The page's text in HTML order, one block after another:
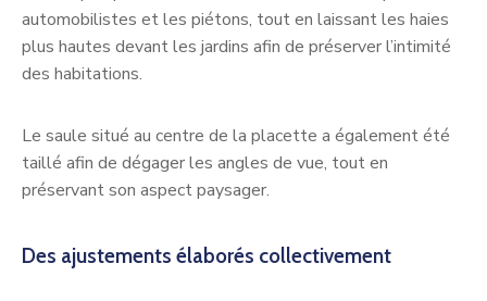
automobilistes et les piétons, tout en laissant les haies
plus hautes devant les jardins afin de préserver l’intimité
des habitations.
Le saule situé au centre de la placette a également été
taillé afin de dégager les angles de vue, tout en
préservant son aspect paysager.
Des ajustements élaborés collectivement